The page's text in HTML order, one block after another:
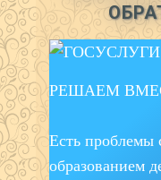
РЕШАЕМ
Есть проблемы
образованием